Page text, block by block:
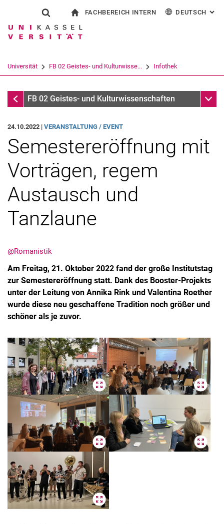
Springe direkt zu: Inhalt
Springe direkt zu: Suche
Springe direkt zu:
Suchformular
Suchbegriff
Suchen (öffnet externen Link in einem
FACHBEREICH INTERN DEUTSCH :
Universität FB 02 Geistes- und Kulturwisse... Infothek
InfothekFB 02 Geistes- und Kulturwissenschaften
24.10.2022 | VERANSTALTUNG / EVENT
Semestereröffnung mit
Vorträgen, regem
Austausch und
Tanzlaune
@Romanistik
Am Freitag, 21. Oktober 2022 fand der große Institutstag
zur Semestereröffnung statt. Dank des Booster-Projekts
unter der Leitung von Annika Rink und Valentina Roether
wurde diese neu geschaffene Tradition noch größer und
schöner als je zuvor.